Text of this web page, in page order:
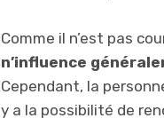
Comme il n’est pas
n’influence
Cependant, la
y a la possibilité de